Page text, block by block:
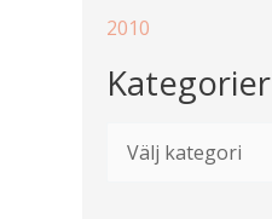
2010
Kategorier